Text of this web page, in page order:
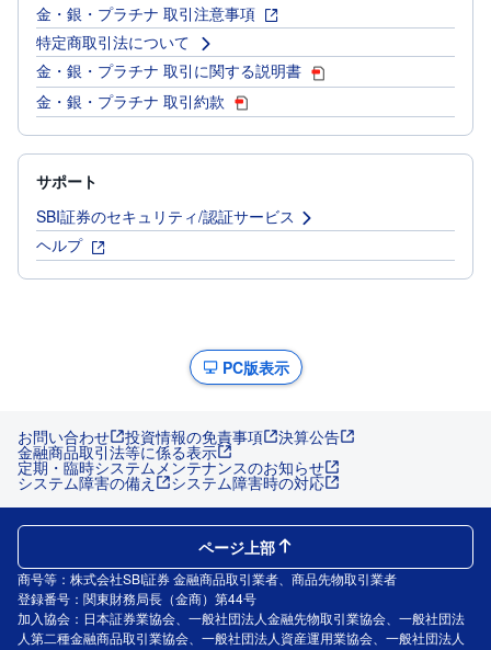
金・銀・プラチナ 取引注意事項
特定商取引法について
金・銀・プラチナ 取引に関する説明書
金・銀・プラチナ 取引約款
サポート
SBI証券のセキュリティ/認証サービス
ヘルプ
PC版表示
お問い合わせ 投資情報の免責事項 決算公告
金融商品取引法等に係る表示
定期・臨時システムメンテナンスのお知らせ
システム障害の備え システム障害時の対応
商号等：株式会社SBI証券 金融商品取引業者、商品先物取引業者
登録番号：関東財務局長（金商）第44号
加入協会：日本証券業協会、一般社団法人金融先物取引業協会、一般社団法
人第二種金融商品取引業協会、一般社団法人資産運用業協会、一般社団法人
ページ上部